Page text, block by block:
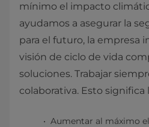
mínimo el impacto
ayudamos a asegurar la
para el futuro, la empresa
visión de ciclo de vida
soluciones. Trabajar
colaborativa. Esto significa
Aumentar al máximo